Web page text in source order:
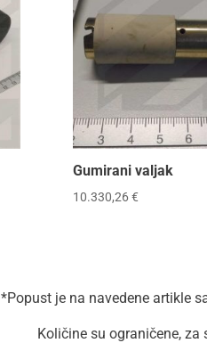
Gumirani valjak
10.330,26€
*Popust je na navedene artikle
Količine su ograničene,